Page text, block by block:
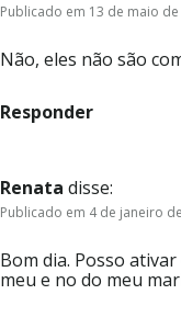
Publicado em 13 de maio
Não, eles não são
Responder
Renata disse:
Publicado em 4 de janeiro
Bom dia. Posso
meu e no do meu